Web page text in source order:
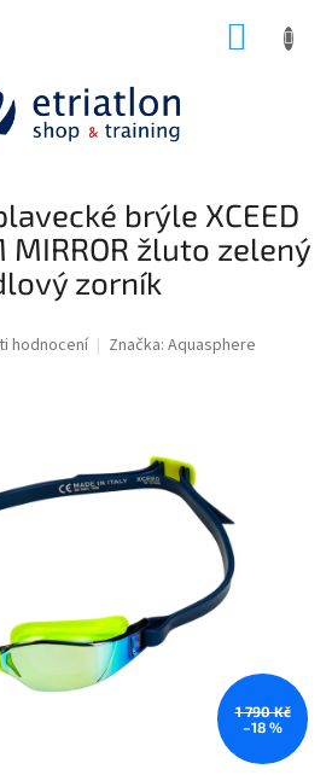
brýle XCEED
MIRROR žluto zelený
zorník
hodnocení Značka: Aquasphere
1 790 Kč
–18 %